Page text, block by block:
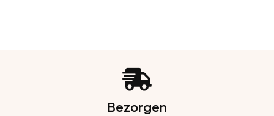
Bezorgen